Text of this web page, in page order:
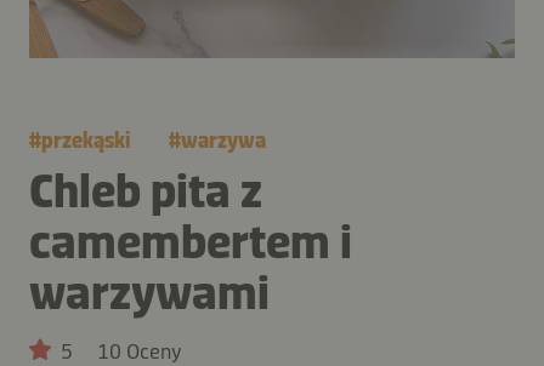
#przekąski #warzywa
Chleb pita z
camembertem i
warzywami
5 10 Oceny